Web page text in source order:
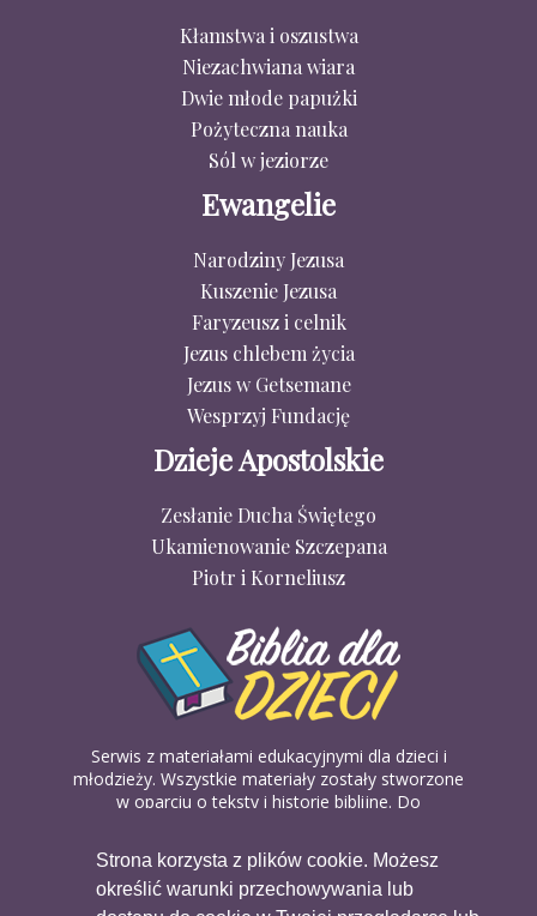
Strona korzysta z plików cookie. Możesz
określić warunki przechowywania lub
Kłamstwa i oszustwa
Niezachwiana wiara
Dwie młode papużki
Pożyteczna nauka
Sól w jeziorze
Ewangelie
Narodziny Jezusa
Kuszenie Jezusa
Faryzeusz i celnik
Jezus chlebem życia
Jezus w Getsemane
Wesprzyj Fundację
Dzieje Apostolskie
Zesłanie Ducha Świętego
Ukamienowanie Szczepana
Piotr i Korneliusz
Serwis z materiałami edukacyjnymi dla dzieci i
młodzieży. Wszystkie materiały zostały stworzone
w oparciu o teksty i historie biblijne. Do
biblijnych. Można je pobierać, drukować i
udostępniać bez żadnych opłat. Materiałów
dostępnych na serwisie nie można wykorzystywać